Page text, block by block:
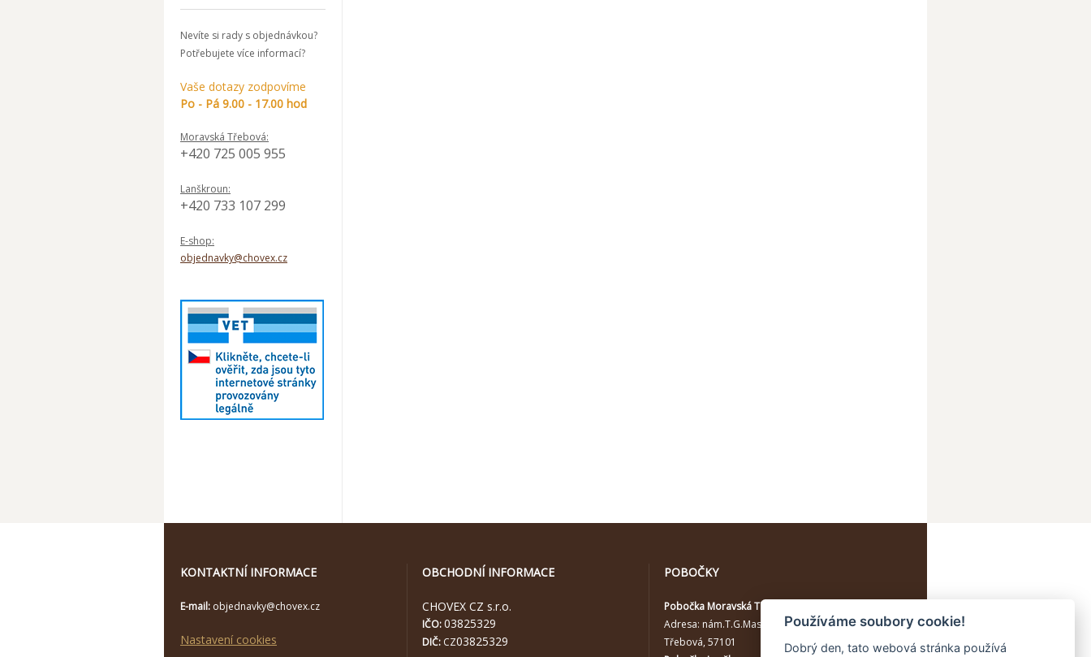
Nevíte si rady s objednávkou?
Potřebujete více informací?
Vaše dotazy zodpovíme
Po - Pá 9.00 - 17.00 hod
Moravská Třebová:
+420 725 005 955
Lanškroun:
+420 733 107 299
E-shop:
objednavky@chovex.cz
KONTAKTNÍ INFORMACE
E-mail: objednavky@chovex.cz
Nastavení cookies
OBCHODNÍ INFORMACE
CHOVEX CZ s.r.o.
IČO:03825329
DIČ: CZ03825329
POBOČKY
Pobočka Moravská Třebová
Adresa: nám.T.G.Masaryka 114/10a, Moravská
Třebová, 57101
Používáme soubory cookie!
Dobrý den, tato webová stránka používá